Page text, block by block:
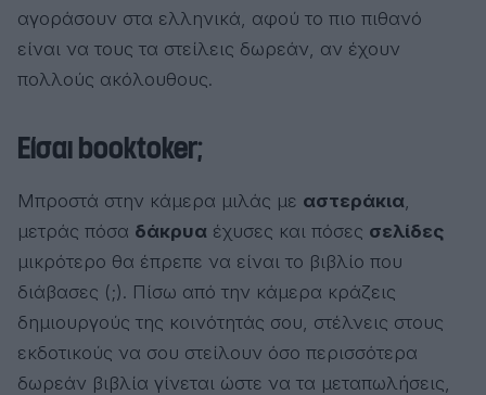
αγοράσουν στα ελληνικά, αφού το πιο πιθανό
είναι να τους τα στείλεις δωρεάν, αν έχουν
πολλούς ακόλουθους.
Είσαι booktoker;
Μπροστά στην κάμερα μιλάς με αστεράκια
μετράς πόσα δάκρυα έχυσες και πόσες σελίδες
μικρότερο θα έπρεπε να είναι το βιβλίο που
διάβασες (;). Πίσω από την κάμερα κράζεις
δημιουργούς της κοινότητάς σου, στέλνεις στους
εκδοτικούς να σου στείλουν όσο περισσότερα
δωρεάν βιβλία γίνεται ώστε να τα μεταπωλήσεις,